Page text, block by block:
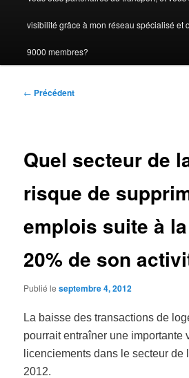
visibilité grâce à mon réseau spécialisé et
9000 membres?
Navigation
← Précédent
Quel secteur de
risque de
emplois suite à
20% de son
Publié leseptembre 4, 2012
La baisse des transactions de
pourrait entraîner une importante
licenciements dans le secteur de
2012.